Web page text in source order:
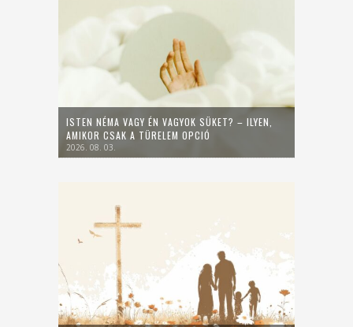
ISTEN NÉMA VAGY ÉN VAGYOK SÜKET? – ILYEN,
AMIKOR CSAK A TÜRELEM OPCIÓ
2026. 08. 03.